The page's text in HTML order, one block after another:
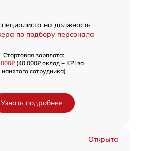
на должность
по подбору персонала
Стартовая зарплата:
(40 000₽ оклад + KPI за
нанятого сотрудника)
Узнать подробнее
Открыта